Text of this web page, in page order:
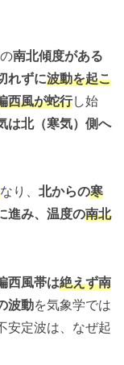
南北傾度がある
れずに波動を起こ
西風が蛇行し始
は北（寒気）側へ
なり、 北からの寒
進み、温度の南北
西風帯は絶えず南
波動を気象学では
安定波は、なぜ起